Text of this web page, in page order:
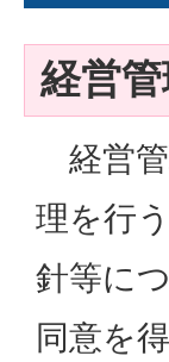
経営
経営管
理を行
針等に
同意を